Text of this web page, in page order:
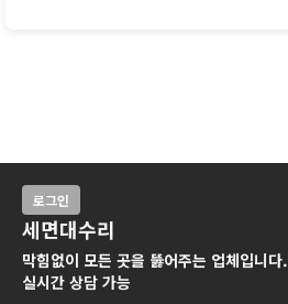
로그인
세면대수리
막힘없이 모든 곳을 뚫어주는 업체입니다.
실시간 상담 가능